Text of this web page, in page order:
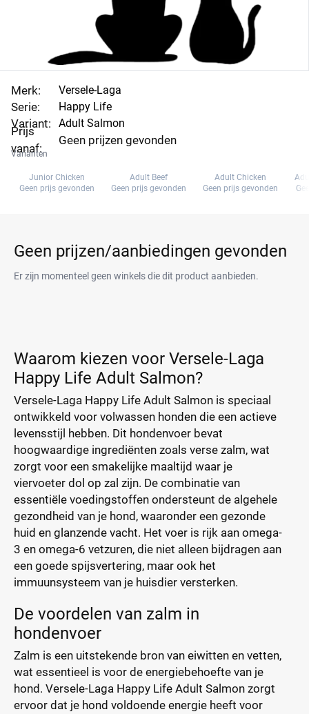
Merk:
Serie:
Variant:
Prijs
vanaf:
Versele-Laga
Happy Life
Adult Salmon
Geen prijzen gevonden
Varianten
Junior Chicken
Geen prijs gevonden
Adult Beef
Geen prijs gevonden
Adult Chicken
Geen prijs gevonden
Geen prijzen/aanbiedingen gevonden
Er zijn momenteel geen winkels die dit product aanbieden.
Waarom kiezen voor Versele-Laga
Happy Life Adult Salmon?
Versele-Laga Happy Life Adult Salmon is speciaal
ontwikkeld voor volwassen honden die een actieve
levensstijl hebben. Dit hondenvoer bevat
hoogwaardige ingrediënten zoals verse zalm, wat
zorgt voor een smakelijke maaltijd waar je
viervoeter dol op zal zijn. De combinatie van
essentiële voedingstoffen ondersteunt de algehele
gezondheid van je hond, waaronder een gezonde
huid en glanzende vacht. Het voer is rijk aan omega-
3 en omega-6 vetzuren, die niet alleen bijdragen aan
een goede spijsvertering, maar ook het
immuunsysteem van je huisdier versterken.
De voordelen van zalm in
hondenvoer
Zalm is een uitstekende bron van eiwitten en vetten,
wat essentieel is voor de energiebehoefte van je
hond. Versele-Laga Happy Life Adult Salmon zorgt
ervoor dat je hond voldoende energie heeft voor